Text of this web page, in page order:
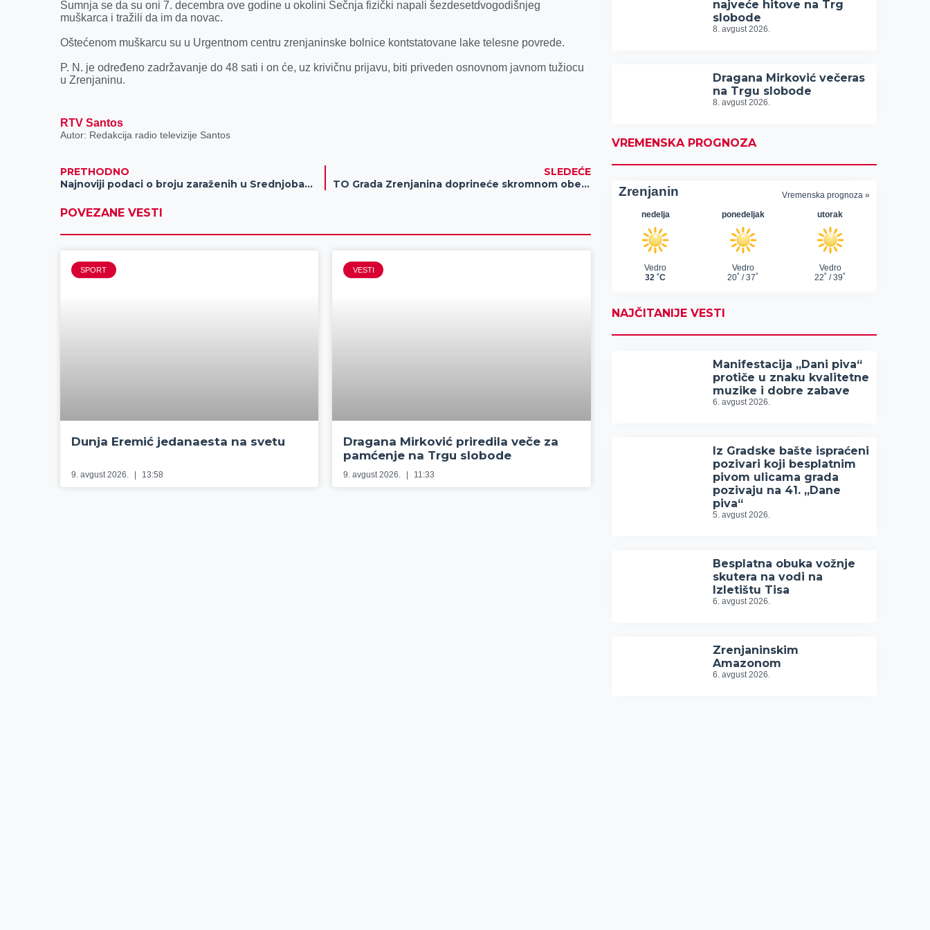
r
Sumnja se da su oni 7. decembra ove godine u okolini Sečnja fizički napali šezdesetdvogodišnjeg
muškarca i tražili da im da novac.
Oštećenom muškarcu su u Urgentnom centru zrenjaninske bolnice kontstatovane lake telesne povrede.
P. N. je određeno zadržavanje do 48 sati i on će, uz krivičnu prijavu, biti priveden osnovnom javnom tužiocu
u Zrenjaninu.
RTV Santos
Autor: Redakcija radio televizije Santos
PRETHODNO
Najnoviji podaci o broju zaraženih u Srednjobanatskom okrugu
SLEDEĆE
TO Grada Zrenjanina doprineće skromnom obeležavanju Nove godine
POVEZANE VESTI
SPORT
Dunja Eremić jedanaesta na svetu
9. avgust 2026. 13:58
VESTI
Dragana Mirković priredila veče za
pamćenje na Trgu slobode
9. avgust 2026. 11:33
najveće hitove na Trg
slobode
8. avgust 2026.
Dragana Mirković večeras
na Trgu slobode
8. avgust 2026.
VREMENSKA PROGNOZA
NAJČITANIJE VESTI
Manifestacija „Dani piva“
protiče u znaku kvalitetne
muzike i dobre zabave
6. avgust 2026.
Iz Gradske bašte ispraćeni
pozivari koji besplatnim
pivom ulicama grada
pozivaju na 41. „Dane
piva“
5. avgust 2026.
Besplatna obuka vožnje
skutera na vodi na
Izletištu Tisa
6. avgust 2026.
Zrenjaninskim
Amazonom
6. avgust 2026.